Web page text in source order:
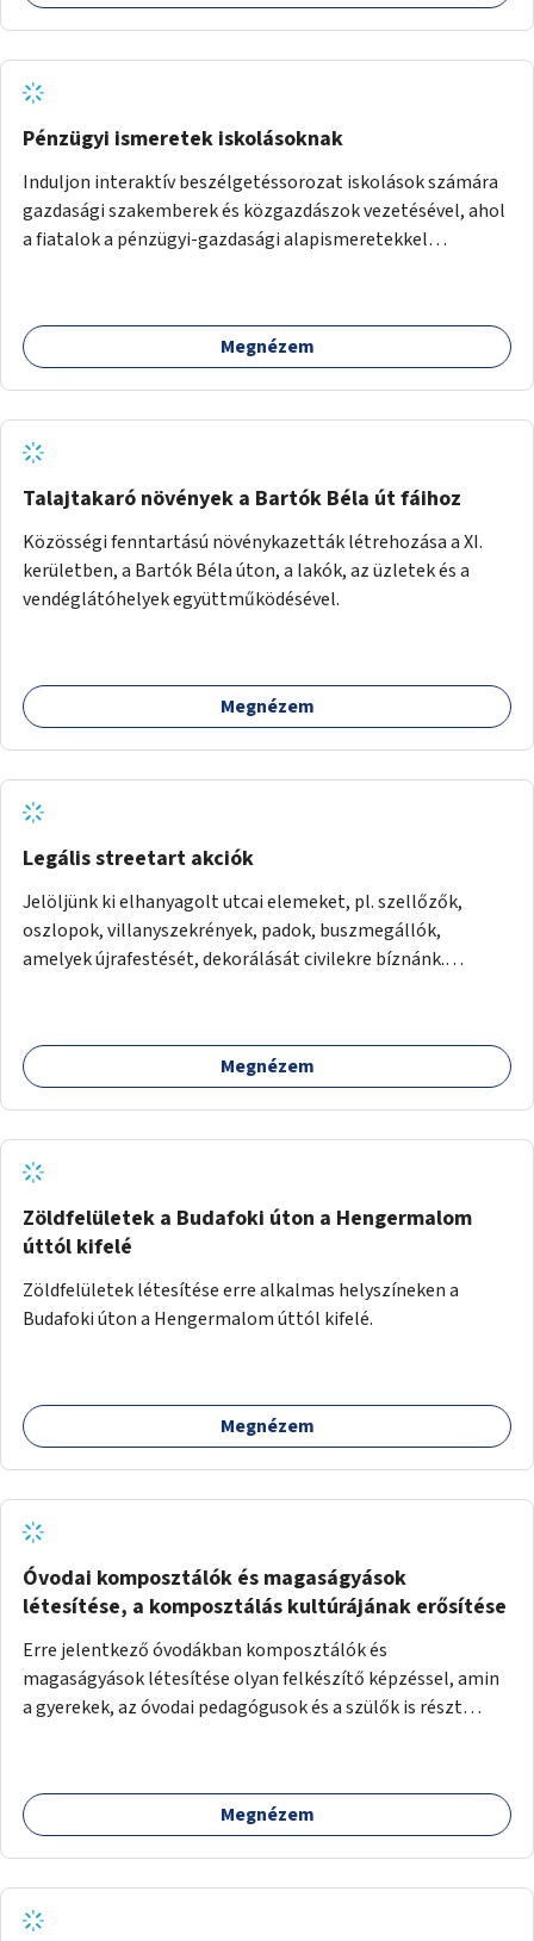
Pénzügyi ismeretek iskolásoknak
Induljon interaktív beszélgetéssorozat iskolások számára
gazdasági szakemberek és közgazdászok vezetésével, ahol
a fiatalok a pénzügyi-gazdasági alapismeretekkel
számára, önkormányzati intézményben vagy külső
helyszínen iskolai együttműködéssel. A szervezést az
gyerekek bevonására is. A program pilot jelleggel indulna,
több korosztály számára.
Megnézem
Talajtakaró növények a Bartók Béla út fáihoz
Közösségi fenntartású növénykazetták létrehozása a XI.
kerületben, a Bartók Béla úton, a lakók, az üzletek és a
vendéglátóhelyek együttműködésével.
Megnézem
Legális streetart akciók
Jelöljünk ki elhanyagolt utcai elemeket, pl. szellőzők,
oszlopok, villanyszekrények, padok, buszmegállók,
amelyek újrafestését, dekorálását civilekre bíznánk.
Megnézem
Zöldfelületek a Budafoki úton a Hengermalom
úttól kifelé
Zöldfelületek létesítése erre alkalmas helyszíneken a
Budafoki úton a Hengermalom úttól kifelé.
Megnézem
Óvodai komposztálók és magaságyások
létesítése, a komposztálás kultúrájának erősítése
Erre jelentkező óvodákban komposztálók és
magaságyások létesítése olyan felkészítő képzéssel, amin
a gyerekek, az óvodai pedagógusok és a szülők is részt
Megnézem